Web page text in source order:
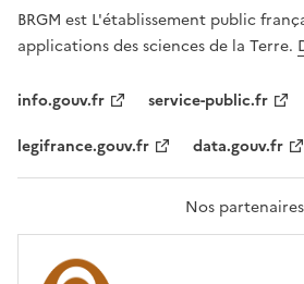
G
A
L
F
A
T
R
BRGM est L'établissement public
applications des sciences de la Terre.
info.gouv.fr
service-public.fr
legifrance.gouv.fr
data.gouv.fr
Nos partenaires